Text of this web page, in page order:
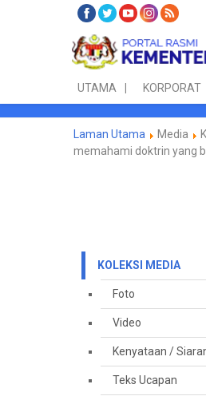
UTAMA KORPORAT
Laman Utama Media
memahami doktrin yang
KOLEKSI MEDIA
Foto
Video
Kenyataan /
Teks Ucapan